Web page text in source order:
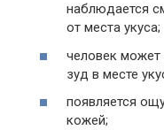
наблюдается
от места укуса;
человек может
зуд в месте
появляется
кожей;